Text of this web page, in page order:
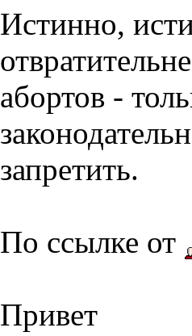
Истинно,
абортов -
запретить.
По ссылке от
Привет